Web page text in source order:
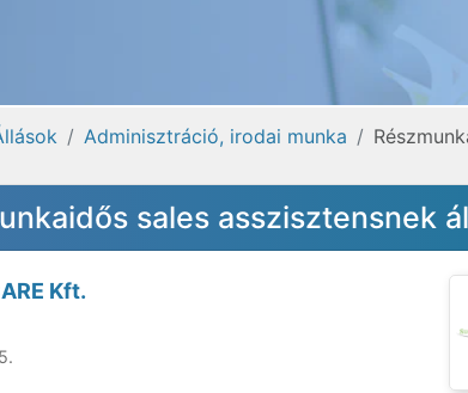
Adminisztráció, irodai munka
sales asszisztensnek
Kft.